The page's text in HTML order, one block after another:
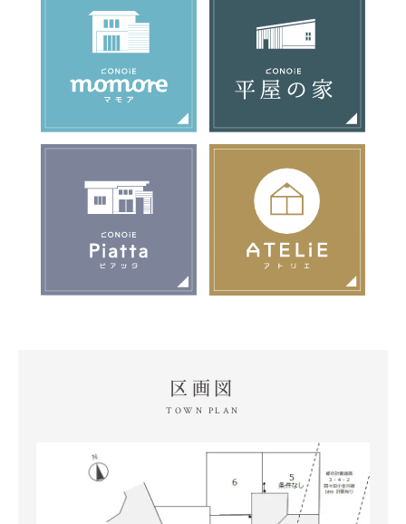
区画図
TOWN PLAN